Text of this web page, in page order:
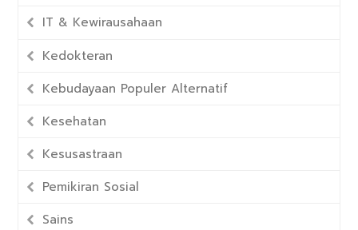
IT & Kewirausahaan
Kedokteran
Kebudayaan Populer Alternatif
Kesehatan
Kesusastraan
Pemikiran Sosial
Sains